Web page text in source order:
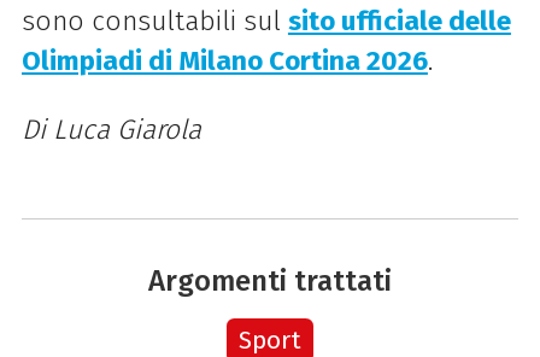
sono consultabili sul sito ufficiale delle
Olimpiadi di Milano Cortina 2026.
Di Luca Giarola
Argomenti trattati
Sport